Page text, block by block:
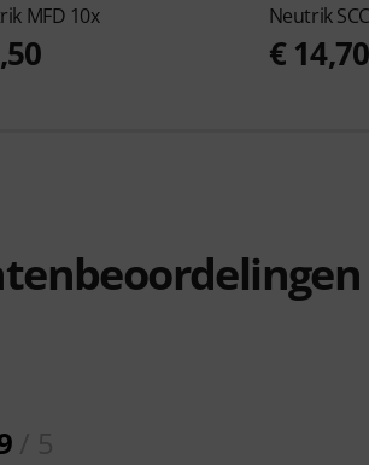
MFD 10x Neutrik
€ 14,70